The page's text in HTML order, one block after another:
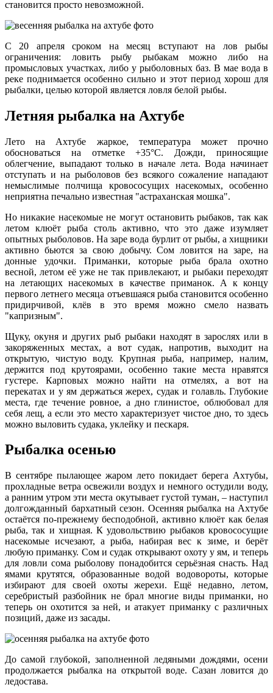
становится просто невозможной.
С 20 апреля сроком на месяц вступают на лов рыбы
ограничения: ловить рыбу рыбакам можно либо на
промысловых участках, либо у рыболовных баз. В мае вода в
реке поднимается особенно сильно и этот период хорош для
рыбалки, целью которой является ловля белой рыбы.
Летняя рыбалка на Ахтубе
Лето на Ахтубе жаркое, температура может прочно
обосноваться на отметке +35°С. Дожди, приносящие
облегчение, выпадают только в начале лета. Вода начинает
отступать и на рыболовов без всякого сожаление нападают
немыслимые полчища кровососущих насекомых, особенно
неприятна печально известная "астраханская мошка".
Но никакие насекомые не могут остановить рыбаков, так как
летом клюёт рыба столь активно, что это даже изумляет
опытных рыболовов. На заре вода бурлит от рыбы, а хищники
активно бьются за свою добычу. Сом ловится на заре, на
донные удочки. Приманки, которые рыба брала охотно
весной, летом её уже не так привлекают, и рыбаки переходят
на летающих насекомых в качестве приманок. А к концу
первого летнего месяца отъевшаяся рыба становится особенно
придирчивой, клёв в это время можно смело назвать
"капризным".
Щуку, окуня и других рыб рыбаки находят в зарослях или в
закоряженных местах, а вот судак, напротив, выходит на
открытую, чистую воду. Крупная рыба, например, налим,
держится под крутоярами, особенно такие места нравятся
густере. Карповых можно найти на отмелях, а вот на
перекатах и у ям держаться жерех, судак и голавль. Глубокие
места, где течение ровное, а дно глинистое, облюбовал для
себя лещ, а если это место характеризует чистое дно, то здесь
можно выловить судака, уклейку и пескаря.
Рыбалка осенью
В сентябре пылающее жаром лето покидает берега Ахтубы,
прохладные ветра освежили воздух и немного остудили воду,
а ранним утром эти места окутывает густой туман, ‒ наступил
долгожданный бархатный сезон. Осенняя рыбалка на Ахтубе
остаётся по-прежнему бесподобной, активно клюёт как белая
рыба, так и хищная. К удовольствию рыбаков кровососущие
насекомые исчезают, а рыба, набирая вес к зиме, и берёт
любую приманку. Сом и судак открывают охоту у ям, и теперь
для ловли сома рыболову понадобится серьёзная снасть. Над
ямами крутятся, образованные водой водовороты, которые
избирают для своей охоты жерехи. Ещё недавно, летом,
серебристый разбойник не брал многие виды приманки, но
теперь он охотится за ней, и атакует приманку с различных
позиций, даже из засады.
До самой глубокой, заполненной ледяными дождями, осени
продолжается рыбалка на открытой воде. Сазан ловится до
ледостава.